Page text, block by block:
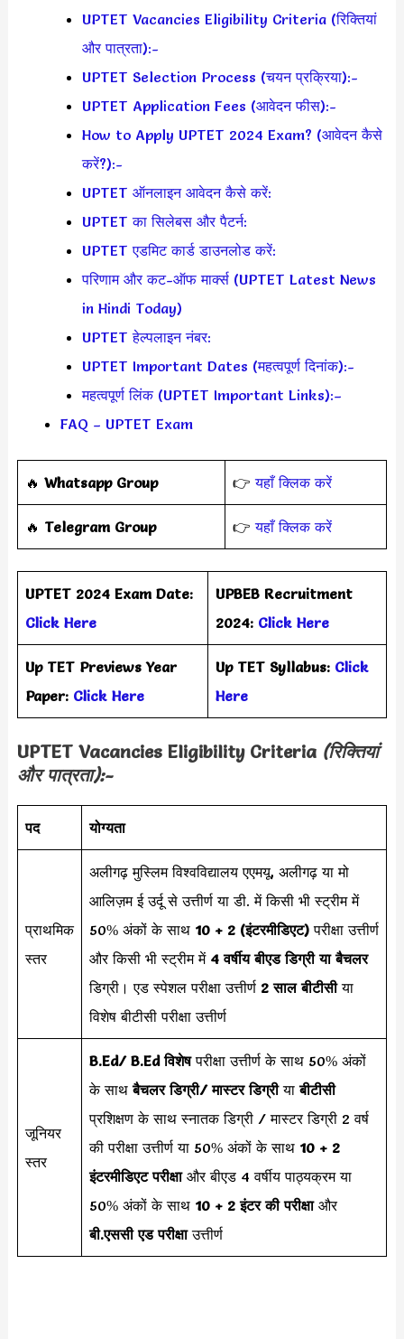
UPTET Vacancies Eligibility Criteria (रिक्तियां
और पात्रता):-
UPTET Selection Process (चयन प्रक्रिया):-
UPTET Application Fees (आवेदन फीस):-
How to Apply UPTET 2024 Exam? (आवेदन कैसे
करें?):-
UPTET ऑनलाइन आवेदन कैसे करें:
UPTET का सिलेबस और पैटर्न:
UPTET एडमिट कार्ड डाउनलोड करें:
परिणाम और कट-ऑफ मार्क्स (UPTET Latest News
in Hindi Today)
UPTET हेल्पलाइन नंबर:
UPTET Important Dates (महत्वपूर्ण दिनांक):-
महत्वपूर्ण लिंक (UPTET Important Links):–
FAQ – UPTET Exam
‎️‍🔥 Whatsapp Group 👉यहाँ क्लिक करें
‎️‍🔥 Telegram Group 👉यहाँ क्लिक करें
UPTET 2024 Exam Date:
Click Here
UPBEB Recruitment
2024:Click Here
Up TET Previews Year
Paper:Click Here
Up TET Syllabus: Click
Here
UPTET Vacancies Eligibility Criteria (रिक्तियां
और पात्रता):-
पद योग्यता
प्राथमिक
स्तर
अलीगढ़ मुस्लिम विश्वविद्यालय एएमयू, अलीगढ़ या मो
आलिज़म ई उर्दू से उत्तीर्ण या डी. में किसी भी स्ट्रीम में
50% अंकों के साथ 10 + 2 (इंटरमीडिएट)परीक्षा उत्तीर्ण
और किसी भी स्ट्रीम में 4 वर्षीय बीएड डिग्री या बैचलर
डिग्री। एड स्पेशल परीक्षा उत्तीर्ण2 साल बीटीसीया
विशेष बीटीसी परीक्षा उत्तीर्ण
जूनियर
स्तर
B.Ed/ B.Ed विशेषपरीक्षा उत्तीर्ण के साथ 50% अंकों
के साथबैचलर डिग्री/ मास्टर डिग्रीयाबीटीसी
प्रशिक्षण के साथ स्नातक डिग्री / मास्टर डिग्री 2 वर्ष
की परीक्षा उत्तीर्ण या 50% अंकों के साथ 10 + 2
इंटरमीडिएट परीक्षाऔर बीएड 4 वर्षीय पाठ्यक्रम या
50% अंकों के साथ 10 + 2 इंटर की परीक्षाऔर
बी.एससी एड परीक्षाउत्तीर्ण